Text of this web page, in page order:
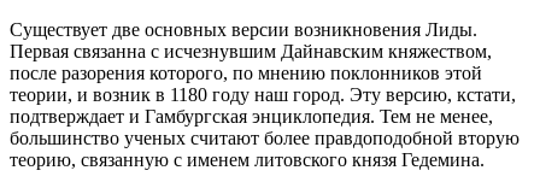
Существует две основных версии возникновения Лиды.
Первая связанна с исчезнувшим Дайнавским княжеством,
после разорения которого, по мнению поклонников этой
теории, и возник в 1180 году наш город. Эту версию, кстати,
подтверждает и Гамбургская энциклопедия. Тем не менее,
большинство ученых считают более правдоподобной вторую
теорию, связанную с именем литовского князя Гедемина.